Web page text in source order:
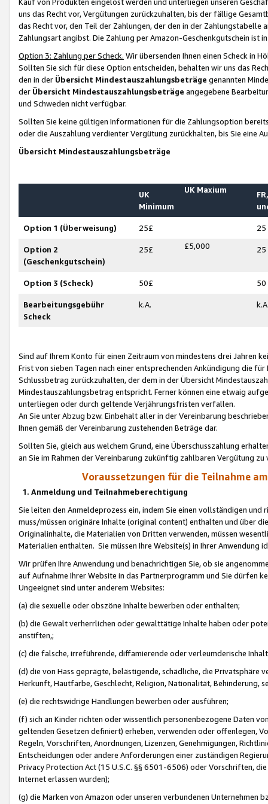
uns das Recht vor, Vergütungen zurückzuhalten, bis der fällige
das Recht vor, den Teil der Zahlungen, der den in der
Zahlungsart angibst. Die Zahlung per Amazon-Geschenkgutschein ist
Option 3: Zahlung per Scheck. Wir übersenden Ihnen einen Scheck in
Sollten Sie sich für diese Option entscheiden, behalten wir uns das
den in der Übersicht Mindestauszahlungsbeträge genannten
der Übersicht Mindestauszahlungsbeträge angegebene
und Schweden nicht verfügbar.
Sollten Sie keine gültigen Informationen für die Zahlungsoption
oder die Auszahlung verdienter Vergütung zurückhalten, bis Sie
Übersicht Mindestauszahlungsbeträge
UK
Minimum
UK Maxium
Option 1 (Überweisung) 25£ 25
Option 2
(Geschenkgutschein)
25£ £5,000 25
Option 3 (Scheck) 50£ 50
Bearbeitungsgebühr
Scheck
k.A.
Sind auf Ihrem Konto für einen Zeitraum von mindestens drei Jahren
Frist von sieben Tagen nach einer entsprechenden Ankündigung die
Schlussbetrag zurückzuhalten, der dem in der Übersicht
Mindestauszahlungsbetrag entspricht. Ferner können eine etwaig
unterliegen oder durch geltende Verjährungsfristen verfallen.
An Sie unter Abzug bzw. Einbehalt aller in der Vereinbarung
Ihnen gemäß der Vereinbarung zustehenden Beträge dar.
Sollten Sie, gleich aus welchem Grund, eine Überschusszahlung
an Sie im Rahmen der Vereinbarung zukünftig zahlbaren Vergütung zu
Voraussetzungen für die Teilnahme
1. Anmeldung und Teilnahmeberechtigung
Sie leiten den Anmeldeprozess ein, indem Sie einen vollständigen
muss/müssen originäre Inhalte (original content) enthalten und über
Originalinhalte, die Materialien von Dritten verwenden, müssen
Materialien enthalten. Sie müssen Ihre Website(s) in Ihrer Anwendung
Wir prüfen Ihre Anwendung und benachrichtigen Sie, ob sie
auf Aufnahme Ihrer Website in das Partnerprogramm und Sie dürfen
Ungeeignet sind unter anderem Websites:
(a) die sexuelle oder obszöne Inhalte bewerben oder enthalten;
(b) die Gewalt verherrlichen oder gewalttätige Inhalte haben oder
anstiften,;
(c) die falsche, irreführende, diffamierende oder verleumderische
(d) die von Hass geprägte, belästigende, schädliche, die Privatsphäre
Herkunft, Hautfarbe, Geschlecht, Religion, Nationalität, Behinderung,
(e) die rechtswidrige Handlungen bewerben oder ausführen;
(f) sich an Kinder richten oder wissentlich personenbezogene Daten
geltenden Gesetzen definiert) erheben, verwenden oder offenlegen,
Regeln, Vorschriften, Anordnungen, Lizenzen, Genehmigungen,
Entscheidungen oder andere Anforderungen einer zuständigen
Privacy Protection Act (15 U.S.C. §§ 6501-6506) oder Vorschriften,
Internet erlassen wurden);
(g) die Marken von Amazon oder unseren verbundenen Unternehmen